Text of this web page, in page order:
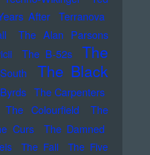
After Terranova
The Alan Parsons
The B-52s
The
The Black
The Carpenters
The Colourfield
The
Curs
The Damned
The Fall
The Five